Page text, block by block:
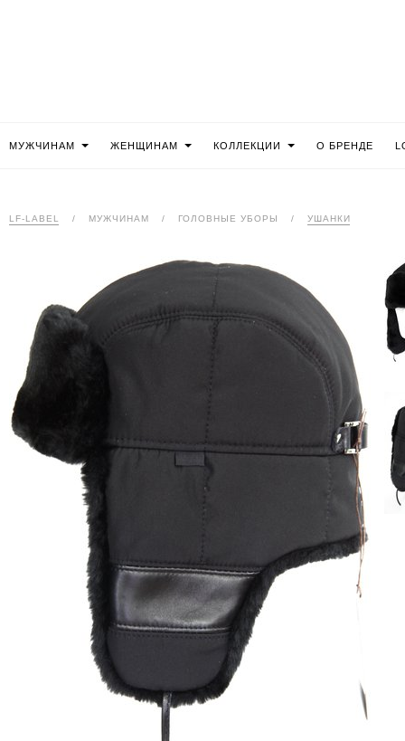
МУЖЧИНАМ ЖЕНЩИНАМ КОЛЛЕКЦИИ О БРЕНДЕ
LF-LABEL / МУЖЧИНАМ / ГОЛОВНЫЕ УБОРЫ / УШАНКИ